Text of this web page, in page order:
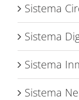
Sistema
Sistema
Sistema
Sistema